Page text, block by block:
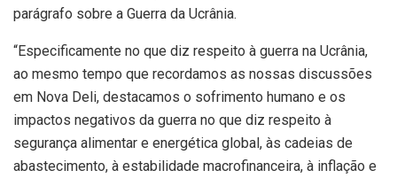
parágrafo sobre a Guerra da Ucrânia.
“Especificamente no que diz respeito à guerra na Ucrânia,
ao mesmo tempo que recordamos as nossas discussões
em Nova Deli, destacamos o sofrimento humano e os
impactos negativos da guerra no que diz respeito à
segurança alimentar e energética global, às cadeias de
abastecimento, à estabilidade macrofinanceira, à inflação e